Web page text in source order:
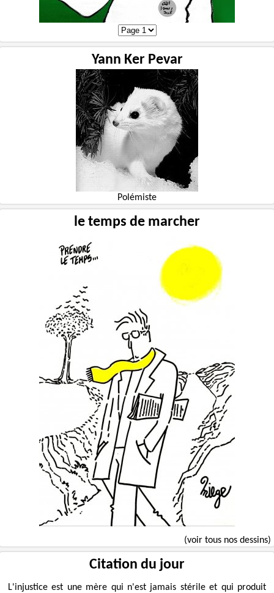
Yann Ker Pevar
Polémiste
le temps de marcher
(voir tous nos dessins)
Citation du jour
L'injustice est une mère qui n'est jamais stérile et qui produit